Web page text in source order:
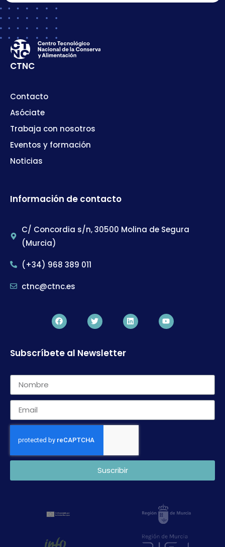
CTNC
Contacto
Asóciate
Trabaja con nosotros
Eventos y formación
Noticias
Información de contacto
C/ Concordia s/n, 30500 Molina de Segura
(Murcia)
(+34) 968 389 011
ctnc@ctnc.es
Subscríbete al Newsletter
Suscribir